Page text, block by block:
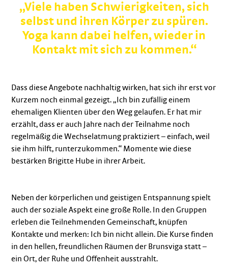
„Viele haben Schwierigkeiten, sich
selbst und ihren Körper zu spüren.
Yoga kann dabei helfen, wieder in
Kontakt mit sich zu kommen.“
Dass diese Angebote nachhaltig wirken, hat sich ihr erst vor
Kurzem noch einmal gezeigt. „Ich bin zufällig einem
ehemaligen Klienten über den Weg gelaufen. Er hat mir
erzählt, dass er auch Jahre nach der Teilnahme noch
regelmäßig die Wechselatmung praktiziert – einfach, weil
sie ihm hilft, runterzukommen.“ Momente wie diese
bestärken Brigitte Hube in ihrer Arbeit.
Neben der körperlichen und geistigen Entspannung spielt
auch der soziale Aspekt eine große Rolle. In den Gruppen
erleben die Teilnehmenden Gemeinschaft, knüpfen
Kontakte und merken: Ich bin nicht allein. Die Kurse finden
in den hellen, freundlichen Räumen der Brunsviga statt –
ein Ort, der Ruhe und Offenheit ausstrahlt.